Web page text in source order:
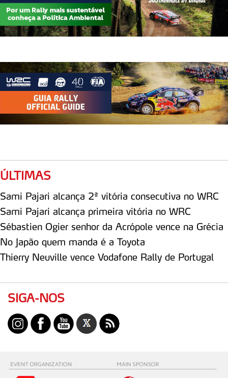
necessário no contexto dos serviços a prestar.
Realçamos que o bloqueio de certo tipo de Cookies e
disponibilizados.
Consulte a política de cookies do site.
ÚLTIMAS
Sami Pajari alcança 2ª vitória consecutiva no WRC
Sami Pajari alcança primeira vitória no WRC
Sébastien Ogier senhor da Acrópole vence na Grécia
No Japão quem manda é a Toyota
Thierry Neuville vence Vodafone Rally de Portugal
SIGA-NOS